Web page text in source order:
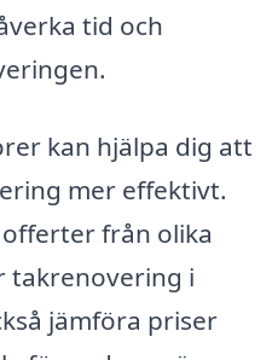
tid och
kan hjälpa dig att
mer effektivt.
från olika
takrenovering i
jämföra priser